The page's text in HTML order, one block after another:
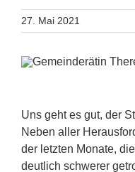
27. Mai 2021
Uns geht es gut, der
Neben aller
der letzten Monate,
deutlich schwerer